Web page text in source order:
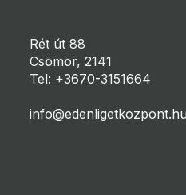
Rét út 88
Csömör, 2141
Tel: +3670-3151664
info@edenligetkozpont.hu